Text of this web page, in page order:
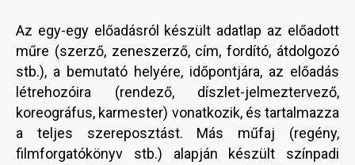
Az egy-egy előadásról készült adatlap az előadott
műre (szerző, zeneszerző, cím, fordító, átdolgozó
stb.), a bemutató helyére, időpontjára, az előadás
létrehozóira (rendező, díszlet-jelmeztervező,
koreográfus, karmester) vonatkozik, és tartalmazza
a teljes szereposztást. Más műfaj (regény,
filmforgatókönyv stb.) alapján készült színpadi